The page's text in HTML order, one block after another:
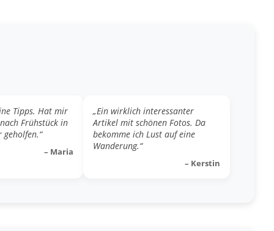
Tipps. Hat mir
Frühstück in
geholfen.“
– Maria
„Ein wirklich interessanter
Artikel mit schönen Fotos. Da
bekomme ich Lust auf eine
Wanderung.“
– Kerstin